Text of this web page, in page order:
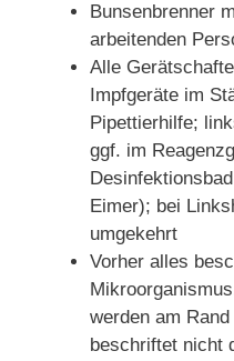
Bunsenbrenner
arbeitenden
Alle
Impfgeräte im
Pipettierhilfe;
ggf. im
Eimer); bei
umgekehrt
Vorher alles
werden am
beschriftet nicht